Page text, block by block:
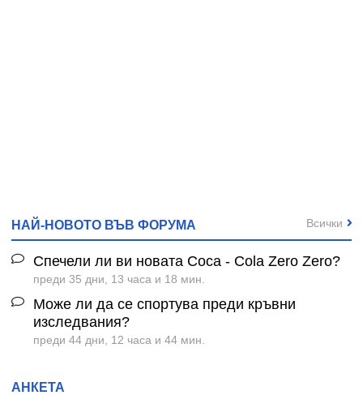
НАЙ-НОВОТО ВЪВ ФОРУМА
Спечели ли ви новата Coca - Cola Zero Zero?
преди 35 дни, 13 часа и 18 мин.
Може ли да се спортува преди кръвни
изследвания?
преди 44 дни, 12 часа и 44 мин.
Всички
АНКЕТА